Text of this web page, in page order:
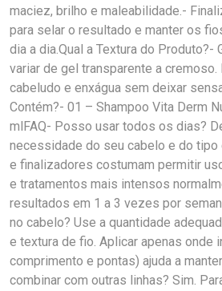
maciez, brilho e maleabilidade.-
para selar o resultado e manter os
dia a dia.Qual a Textura do Produto?-
variar de gel transparente a cremoso.
cabeludo e enxágua sem deixar
Contém?- 01 – Shampoo Vita Derm
mlFAQ- Posso usar todos os dias?
necessidade do seu cabelo e do tipo
e finalizadores costumam permitir
e tratamentos mais intensos
resultados em 1 a 3 vezes por
no cabelo? Use a quantidade
e textura de fio. Aplicar apenas onde
comprimento e pontas) ajuda a
combinar com outras linhas? Sim.